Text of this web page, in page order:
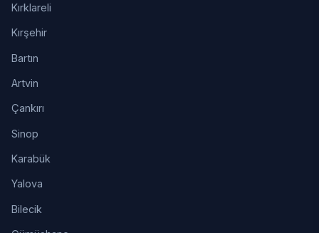
Kırklareli
Kırşehir
Bartın
Artvin
Çankırı
Sinop
Karabük
Yalova
Bilecik